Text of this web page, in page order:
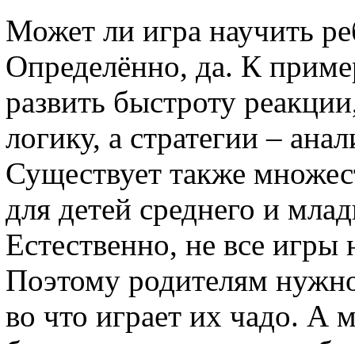
Может ли игра научить
Определённо, да. К
развить быстроту
логику, а стратегии –
Существует также
для детей среднего и
Естественно, не все
Поэтому родителям
во что играет их чадо. А